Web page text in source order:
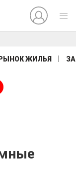
РЫНОК ЖИЛЬЯ